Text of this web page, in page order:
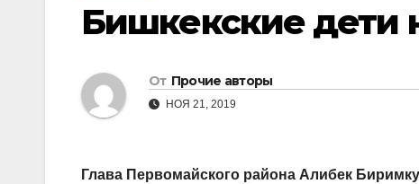
Бишкекские дети
От Прочие авторы
НОЯ 21, 2019
Глава Первомайского района Алибек